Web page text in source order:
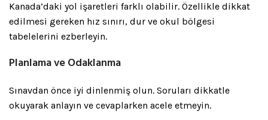
Kanada’daki yol işaretleri farklı olabilir. Özellikle dikkat
edilmesi gereken hız sınırı, dur ve okul bölgesi
tabelelerini ezberleyin.
Planlama ve Odaklanma
Sınavdan önce iyi dinlenmiş olun. Soruları dikkatle
okuyarak anlayın ve cevaplarken acele etmeyin.